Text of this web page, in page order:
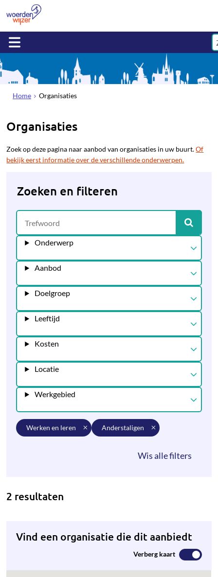
Home Organisaties
Organisaties
Zoek op deze pagina naar aanbod van organisaties in uw buurt.Of
bekijk eerst informatie over de verschillende onderwerpen.
Zoeken en filteren
Onderwerp
Aanbod
Doelgroep
Leeftijd
Kosten
Locatie
Werkgebied
werken en leren anderstaligen
2 resultaten
Vind een organisatie die dit aanbiedt
Verberg kaart